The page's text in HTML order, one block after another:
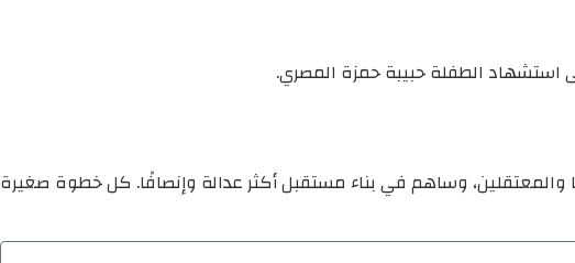
استشهاد الطفلة حبيبة حمزة المصري.
والمعتقلين، وساهم في بناء مستقبل أكثر عدالة وإنصافًا. كل خطوة صغيرة